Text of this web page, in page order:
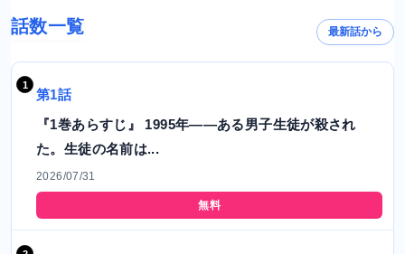
話数一覧 最新話から
第1話
『1巻あらすじ』 1995年――ある男子生徒が殺され
た。生徒の名前は...
2026/07/31
無料